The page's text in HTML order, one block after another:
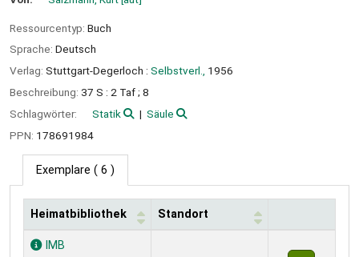
Ressourcentyp: Buch
Sprache: Deutsch
Verlag: Stuttgart-Degerloch : Selbstverl.,
1956
Beschreibung: 37 S : 2 Taf ; 8
Schlagwörter:
Statik
Säule
PPN: 178691984
Exemplare ( 6 )
Exemplare
Heimatbibliothek Standort
IMB